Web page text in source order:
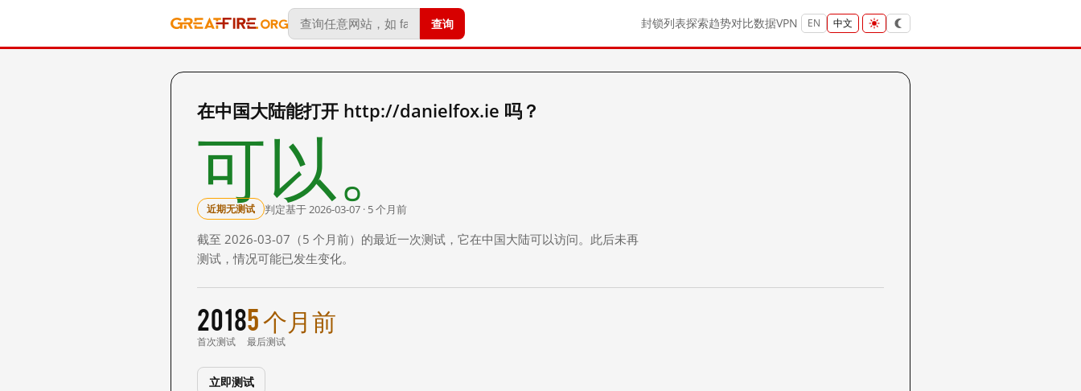
查询 封锁列表探索趋势对比数据VPN EN 中文
在中国大陆能打开 http://danielfox.ie 吗？
可以。
近期无测试 判定基于 2026-03-07 · 5 个月前
截至 2026-03-07（5 个月前）的最近一次测试，它在中国大陆可以访问。此后未再
测试，情况可能已发生变化。
2018
首次测试
5 个月前
最后测试
立即测试